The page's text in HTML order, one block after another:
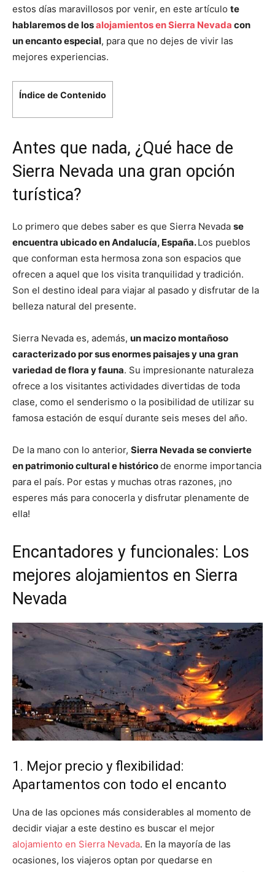
estos días maravillosos por venir, en este artículo te
hablaremos de losalojamientos en Sierra Nevada con
un encanto especial, para que no dejes de vivir las
mejores experiencias.
Índice de Contenido
Antes que nada, ¿Qué hace de
Sierra Nevada una gran opción
turística?
Lo primero que debes saber es que Sierra Nevada se
encuentra ubicado en Andalucía, España.Los pueblos
que conforman esta hermosa zona son espacios que
ofrecen a aquel que los visita tranquilidad y tradición.
Son el destino ideal para viajar al pasado y disfrutar de la
belleza natural del presente.
Sierra Nevada es, además, un macizo montañoso
caracterizado por sus enormes paisajes y una gran
variedad de flora y fauna. Su impresionante naturaleza
ofrece a los visitantes actividades divertidas de toda
clase, como el senderismo o la posibilidad de utilizar su
famosa estación de esquí durante seis meses del año.
De la mano con lo anterior, Sierra Nevada se convierte
en patrimonio cultural e históricode enorme importancia
para el país. Por estas y muchas otras razones, ¡no
esperes más para conocerla y disfrutar plenamente de
ella!
Encantadores y funcionales: Los
mejores alojamientos en Sierra
Nevada
1. Mejor precio y flexibilidad:
Apartamentos con todo el encanto
Una de las opciones más considerables al momento de
decidir viajar a este destino es buscar el mejor
alojamiento en Sierra Nevada. En la mayoría de las
ocasiones, los viajeros optan por quedarse en